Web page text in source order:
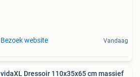
Bezoek website Vandaag
vidaXL Dressoir 110x35x65 cm massief